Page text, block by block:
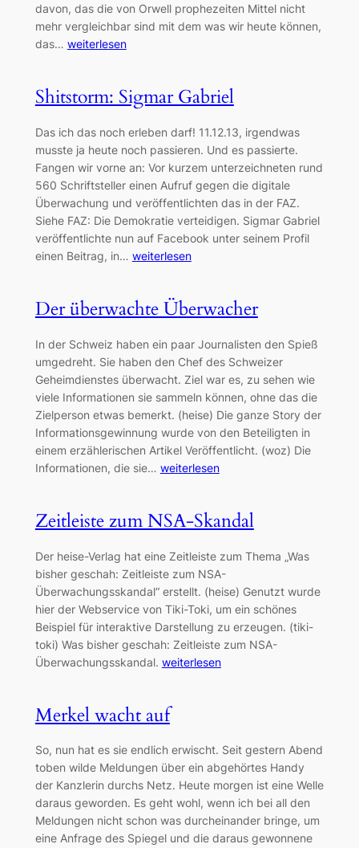
davon, das die von Orwell prophezeiten Mittel nicht
mehr vergleichbar sind mit dem was wir heute können,
das… weiterlesen
Shitstorm: Sigmar Gabriel
Das ich das noch erleben darf! 11.12.13, irgendwas
musste ja heute noch passieren. Und es passierte.
Fangen wir vorne an: Vor kurzem unterzeichneten rund
560 Schriftsteller einen Aufruf gegen die digitale
Überwachung und veröffentlichten das in der FAZ.
Siehe FAZ: Die Demokratie verteidigen. Sigmar Gabriel
veröffentlichte nun auf Facebook unter seinem Profil
einen Beitrag, in… weiterlesen
Der überwachte Überwacher
In der Schweiz haben ein paar Journalisten den Spieß
umgedreht. Sie haben den Chef des Schweizer
Geheimdienstes überwacht. Ziel war es, zu sehen wie
viele Informationen sie sammeln können, ohne das die
Zielperson etwas bemerkt. (heise) Die ganze Story der
Informationsgewinnung wurde von den Beteiligten in
einem erzählerischen Artikel Veröffentlicht. (woz) Die
Informationen, die sie… weiterlesen
Zeitleiste zum NSA-Skandal
Der heise-Verlag hat eine Zeitleiste zum Thema „Was
bisher geschah: Zeitleiste zum NSA-
Überwachungsskandal“ erstellt. (heise) Genutzt wurde
hier der Webservice von Tiki-Toki, um ein schönes
Beispiel für interaktive Darstellung zu erzeugen. (tiki-
toki) Was bisher geschah: Zeitleiste zum NSA-
Überwachungsskandal. weiterlesen
Merkel wacht auf
So, nun hat es sie endlich erwischt. Seit gestern Abend
toben wilde Meldungen über ein abgehörtes Handy
der Kanzlerin durchs Netz. Heute morgen ist eine Welle
daraus geworden. Es geht wohl, wenn ich bei all den
Meldungen nicht schon was durcheinander bringe, um
eine Anfrage des Spiegel und die daraus gewonnene